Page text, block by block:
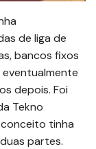
de liga de
bancos fixos
eventualmente
depois. Foi
Tekno
conceito tinha
partes.